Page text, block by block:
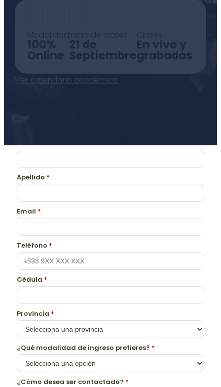
Modalidad
100%
Online
Inicio de clases
21 de
Septiembre
Clases
En vivo y
grabadas
Ver calendario académico
Nombre*
Apellido *
Email *
Teléfono *
Cédula *
Provincia *
¿Qué modalidad de ingreso prefieres? *
¿Cómo desea ser contactado? *